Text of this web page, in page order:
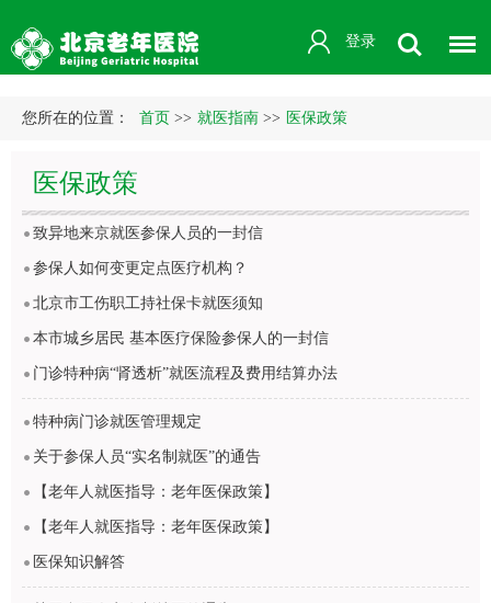
登录
您所在的位置： 首页 >> 就医指南 >> 医保政策
医保政策
致异地来京就医参保人员的一封信
参保人如何变更定点医疗机构？
北京市工伤职工持社保卡就医须知
本市城乡居民 基本医疗保险参保人的一封信
门诊特种病“肾透析”就医流程及费用结算办法
特种病门诊就医管理规定
关于参保人员“实名制就医”的通告
【老年人就医指导：老年医保政策】
【老年人就医指导：老年医保政策】
医保知识解答